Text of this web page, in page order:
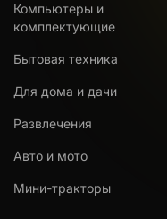
Компьютеры и
комплектующие
Бытовая техника
Для дома и дачи
Развлечения
Авто и мото
Мини-тракторы